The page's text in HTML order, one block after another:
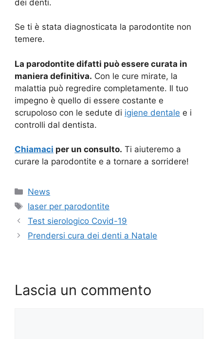
dei denti.
Se ti è stata diagnosticata la parodontite non
temere.
La parodontite difatti può essere curata in
maniera definitiva. Con le cure mirate, la
malattia può regredire completamente. Il tuo
impegno è quello di essere costante e
scrupoloso con le sedute di igiene dentale e i
controlli dal dentista.
Chiamaci per un consulto. Ti aiuteremo a
curare la parodontite e a tornare a sorridere!
Categorie
News
Tag
laser per parodontite
Test sierologico Covid-19
Prendersi cura dei denti a Natale
Lascia un commento